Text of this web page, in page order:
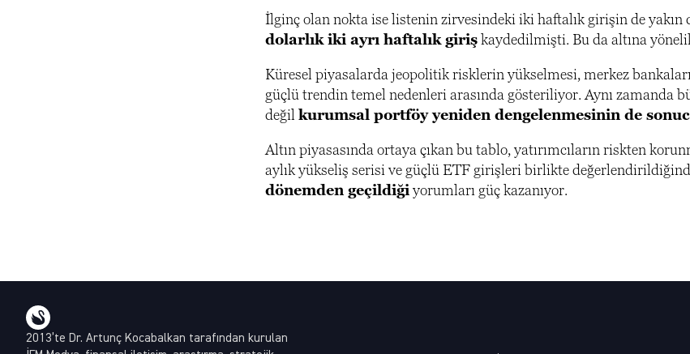
İlginç olan nokta ise listenin zirvesindeki iki haftalık girişin de yakın
dolarlık iki ayrı haftalık girişkaydedilmişti. Bu da altına
Küresel piyasalarda jeopolitik risklerin yükselmesi, merkez
güçlü trendin temel nedenleri arasında gösteriliyor. Aynı zamanda
değil kurumsal portföy yeniden dengelenmesinin de
Altın piyasasında ortaya çıkan bu tablo, yatırımcıların riskten
aylık yükseliş serisi ve güçlü ETF girişleri birlikte
dönemden geçildiğiyorumları güç kazanıyor.
2013’te Dr. Artunç Kocabalkan tarafından kurulan